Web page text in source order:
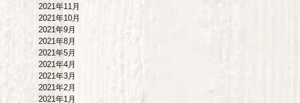
2021年11月
2021年10月
2021年9月
2021年8月
2021年5月
2021年4月
2021年3月
2021年2月
2021年1月